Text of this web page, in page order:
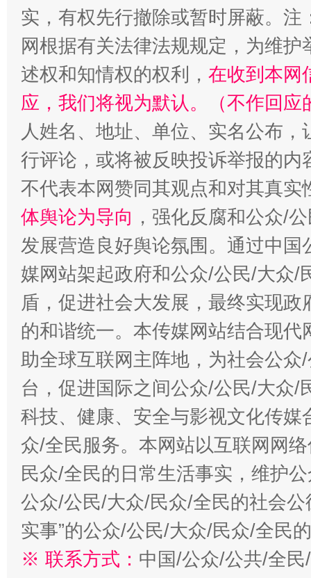
招工难、用工荒背后
实，有权先行撤除或暂时屏蔽。
网根据有关法律法规规定，为维
述权和知情权的权利， 在收到本网
应，我们将视为默认。（不作回应
人姓名、地址、单位、实名公布
行评论，或将被反映投诉举报的
不代表本网赞同其观点和对其真实
体舆论为导向 ，强化反腐和公众/
发展营造良好舆论氛围。通过中
媒网站架起政府和公众/公民/大众/
盾，促进社会大发展，最终实现
的和谐统一。本传媒网站结合现
助全球互联网主阵地，为社会公
台，促进国际之间公众/公民/大众/
科技、健康、安全与影视文化传
众/全民服务。本网站以互联网网
民众/全民的日常生活事实，维护
公众/公民/大众/民众/全民的社会公
实事”的公众/公民/大众/民众/全民
※ 联系方式： 中国/公众/公共/全